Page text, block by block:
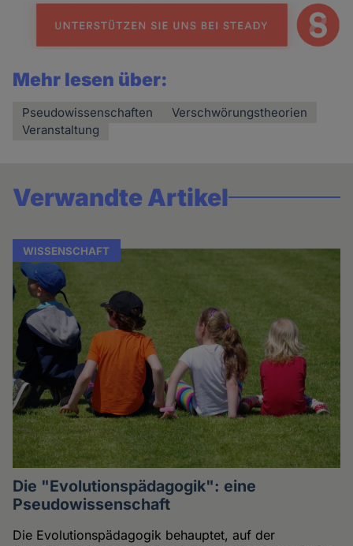
Mehr lesen über:
Pseudowissenschaften
Verschwörungstheorien
Veranstaltung
Verwandte Artikel
WISSENSCHAFT
Die "Evolutionspädagogik": eine
Pseudowissenschaft
Die Evolutionspädagogik behauptet, auf der